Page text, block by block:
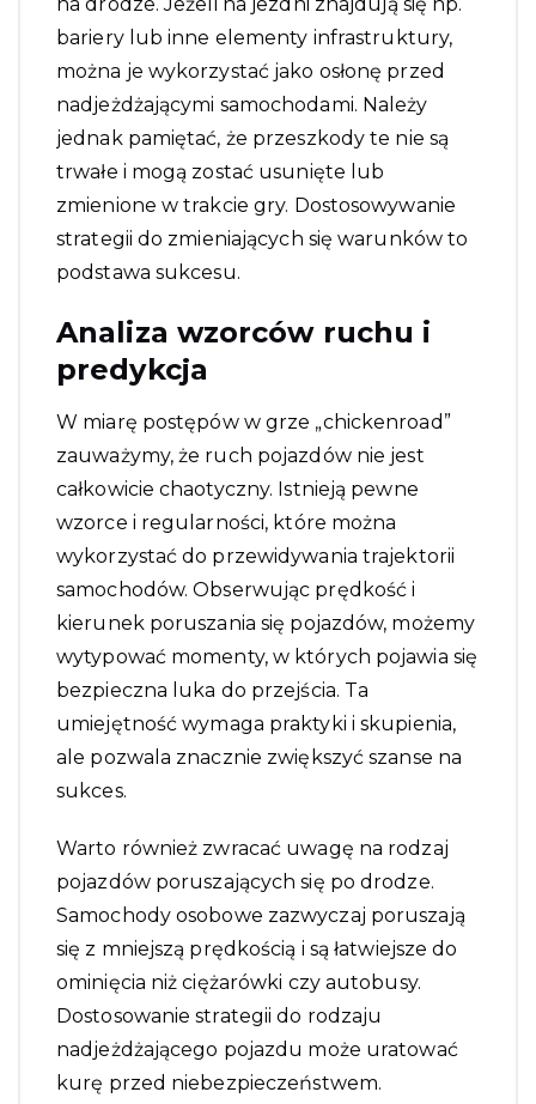
bariery lub inne elementy infrastruktury,
można je wykorzystać jako osłonę przed
nadjeżdżającymi samochodami. Należy
jednak pamiętać, że przeszkody te nie są
trwałe i mogą zostać usunięte lub
zmienione w trakcie gry. Dostosowywanie
strategii do zmieniających się warunków to
podstawa sukcesu.
Analiza wzorców ruchu i
predykcja
W miarę postępów w grze „chickenroad”
zauważymy, że ruch pojazdów nie jest
całkowicie chaotyczny. Istnieją pewne
wzorce i regularności, które można
wykorzystać do przewidywania trajektorii
samochodów. Obserwując prędkość i
kierunek poruszania się pojazdów, możemy
wytypować momenty, w których pojawia się
bezpieczna luka do przejścia. Ta
umiejętność wymaga praktyki i skupienia,
ale pozwala znacznie zwiększyć szanse na
sukces.
Warto również zwracać uwagę na rodzaj
pojazdów poruszających się po drodze.
Samochody osobowe zazwyczaj poruszają
się z mniejszą prędkością i są łatwiejsze do
ominięcia niż ciężarówki czy autobusy.
Dostosowanie strategii do rodzaju
nadjeżdżającego pojazdu może uratować
kurę przed niebezpieczeństwem.